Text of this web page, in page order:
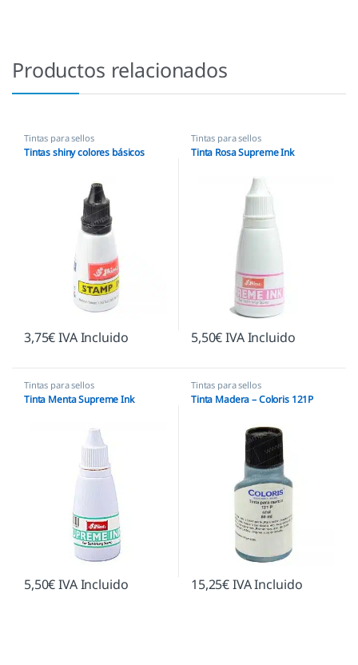
Productos relacionados
Tintas para sellos
Tintas shiny colores básicos
3,75€IVA Incluido
Tintas para sellos
Tinta Rosa Supreme Ink
5,50€IVA Incluido
Tintas para sellos
Tinta Menta Supreme Ink
5,50€IVA Incluido
Tintas para sellos
Tinta Madera – Coloris 121P
15,25€IVA Incluido